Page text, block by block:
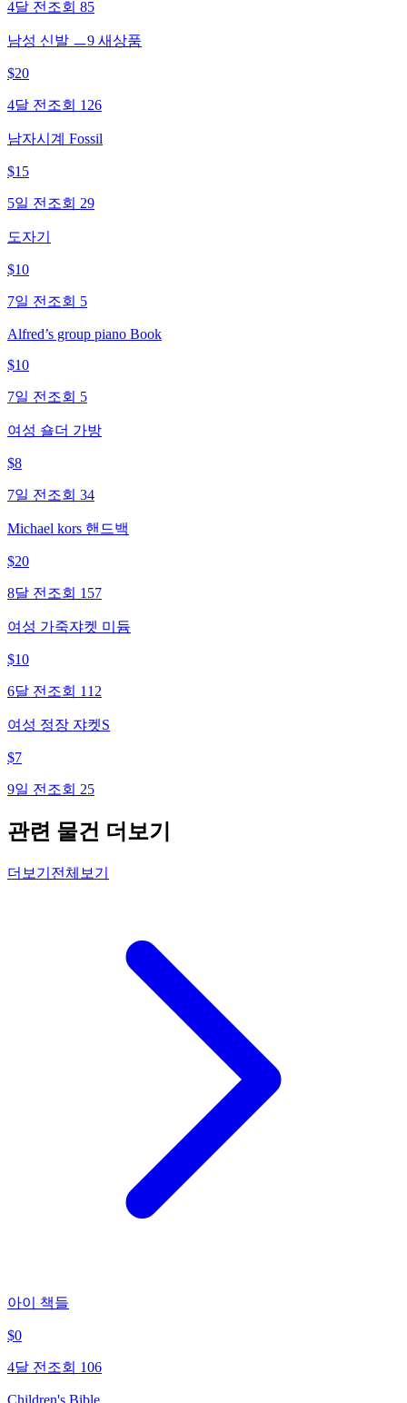
4달 전 조회 85
남성 신발 ㅡ9 새상품
$20
4달 전 조회 126
남자시계 Fossil
$15
5일 전 조회 29
도자기
$10
7일 전 조회 5
Alfred’s group piano Book
$10
7일 전 조회 5
여성 숄더 가방
$8
7일 전 조회 34
Michael kors 핸드백
$20
8달 전 조회 157
여성 가죽쟈켓 미듐
$10
6달 전 조회 112
여성 정장 쟈켓S
$7
9일 전 조회 25
관련 물건 더보기
더보기 전체보기
아이 책들
$0
4달 전 조회 106